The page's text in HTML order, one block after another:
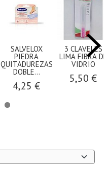
SALVELOX
PIEDRA
QUITADUREZAS
DOBLE...
4,25 €
3 CLAVELES
LIMA FIBRA DE
VIDRIO
5,50 €